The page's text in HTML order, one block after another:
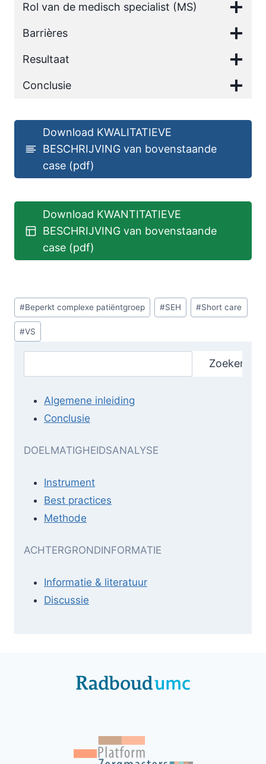
Rol van de medisch specialist (MS)
Barrières
Resultaat
Conclusie
Download KWALITATIEVE
BESCHRIJVING van bovenstaande
case (pdf)
Download KWANTITATIEVE
BESCHRIJVING van bovenstaande
case (pdf)
Bericht
tags:
#Beperkt complexe patiëntgroep #SEH #Short care
#VS
Zoeken
Algemene inleiding
Conclusie
DOELMATIGHEIDSANALYSE
Instrument
Best practices
Methode
ACHTERGRONDINFORMATIE
Informatie & literatuur
Discussie